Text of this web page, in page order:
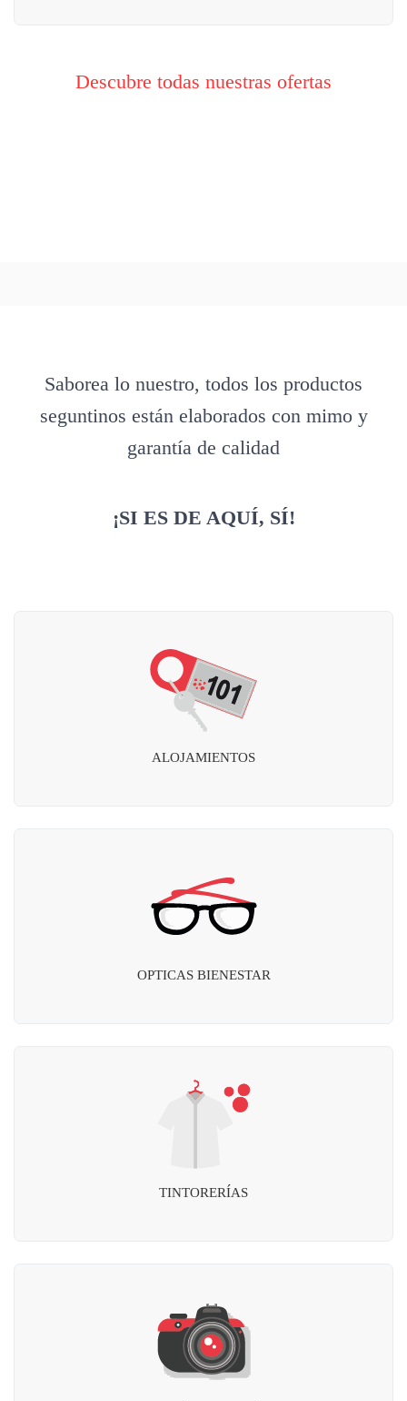
Descubre todas nuestras ofertas
Saborea lo nuestro, todos los productos
seguntinos están elaborados con mimo y
garantía de calidad
¡SI ES DE AQUÍ, SÍ!
ALOJAMIENTOS
OPTICAS BIENESTAR
TINTORERÍAS